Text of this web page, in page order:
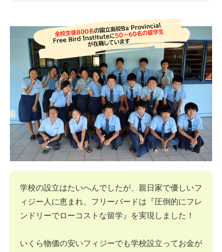
学校の設立はたいへんでしたが、親日家で優しいフ
ィジー人に恵まれ、フリーバードは『圧倒的にフレ
ンドリーでローコストな留学』を実現しました！
いくら物価の安いフィジーでも学校設立ってお金が